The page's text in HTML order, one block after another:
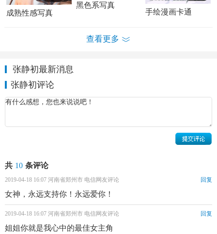
张静初个人资料简介 张静初个人写真
张静初个人经历家庭背景：
1995年，毕业于福州师范艺术学校幼师美术班，毕业后
跑到北京呆了一年，补习美术。1997年，考入中央戏剧学院
导演系大专班。1999年，张静初自中央戏剧学院毕业，张静
初打算考研然后当老师，期间在北京第二外国语学院和新东
方外语学校补习英语。在此期间，她为求好运，将自己的名
字张静改为张静初。
成熟性感写真
黑色系写真
手绘漫画卡通
查看更多
张静初最新消息
张静初评论
共 10 条评论
2019-04-18 16:07 河南省郑州市 电信网友评论 回复
女神，永远支持你！永远爱你！
2019-04-18 16:07 河南省郑州市 电信网友评论 回复
姐姐你就是我心中的最佳女主角